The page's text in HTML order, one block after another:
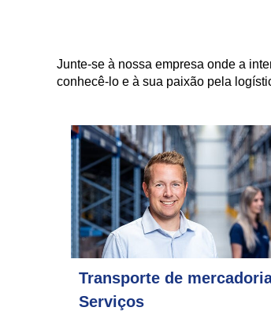
Junte-se à nossa empresa onde a
conhecê-lo e à sua paixão pela
Transporte de
Serviços